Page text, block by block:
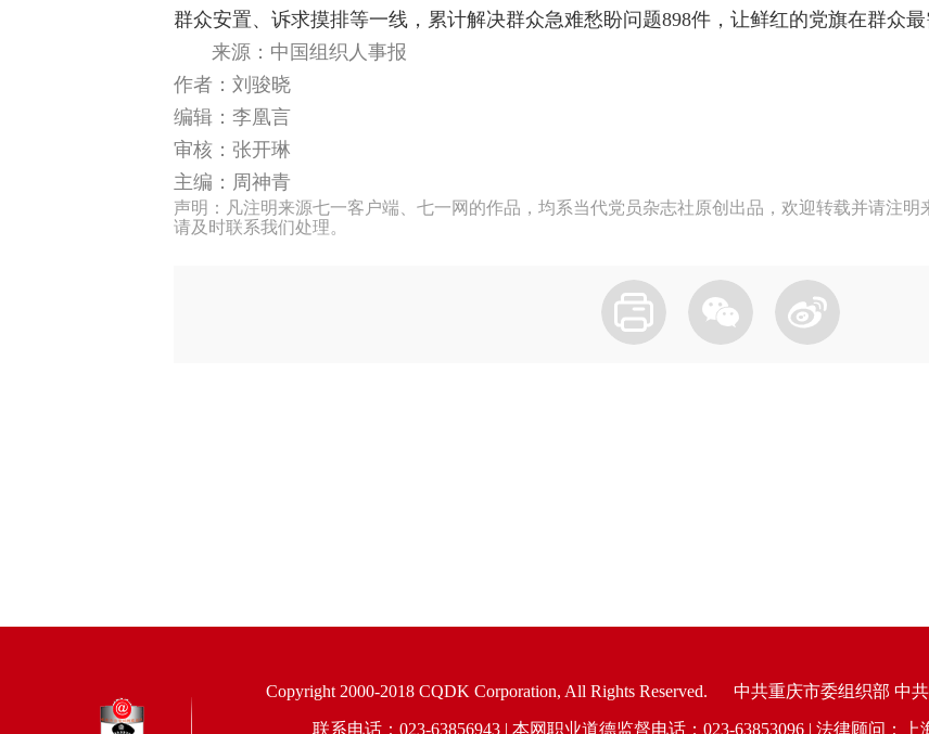
群众安置、诉求摸排等一线，累计解决群众急难愁盼问题898件，让鲜红的党旗在群众最
来源：中国组织人事报
作者：刘骏晓
编辑：李凰言
审核：张开琳
主编：周神青
声明：凡注明来源七一客户端、七一网的作品，均系当代党员杂志社原创出品，欢迎转载并请注明
请及时联系我们处理。
Copyright 2000-2018 CQDK Corporation, All Rights Reserved. 中共重庆市委组织部 中
联系电话：023-63856943 | 本网职业道德监督电话：023-63853096 | 法律顾问：